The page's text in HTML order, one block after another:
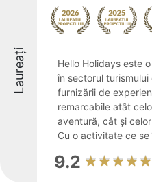
Laureați
Hello Holidays este
în sectorul
furnizării de
remarcabile atât
aventură, cât și
Cu o activitate ce
9.2